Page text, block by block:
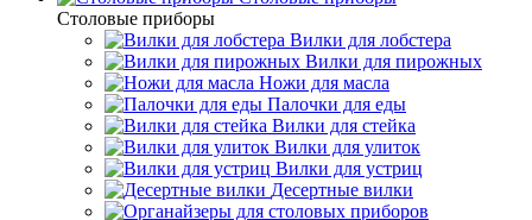
Cтоловые приборы
Вилки для лобстера
Вилки для пирожных
Ножи для масла
Палочки для еды
Вилки для стейка
Вилки для улиток
Вилки для устриц
Десертные вилки